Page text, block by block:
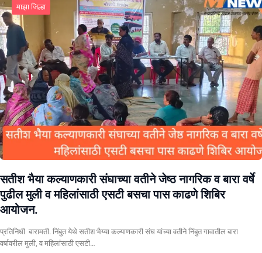
माझा जिल्हा
सतीश भैया कल्याणकारी संघाच्या वतीने जेष्ठ नागरिक व बारा वर्षे
पुढील मुली व महिलांसाठी एसटी बसचा पास काढणे शिबिर
आयोजन.
प्रतिनिधी बारामती. निंबुत येथे सतीश भैय्या कल्याणकारी संघ यांच्या वतीने निंबुत गावातील बारा
वर्षावरील मुली, व महिलांसाठी एसटी…